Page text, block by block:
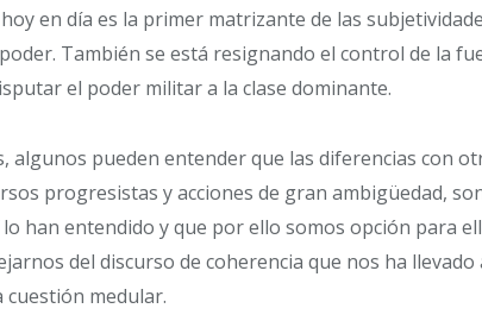
en día es la primer matrizante de las
También se está resignando el control de la
el poder militar a la clase dominante.
algunos pueden entender que las diferencias con
progresistas y acciones de gran ambigüedad,
han entendido y que por ello somos opción para
del discurso de coherencia que nos ha
cuestión medular.